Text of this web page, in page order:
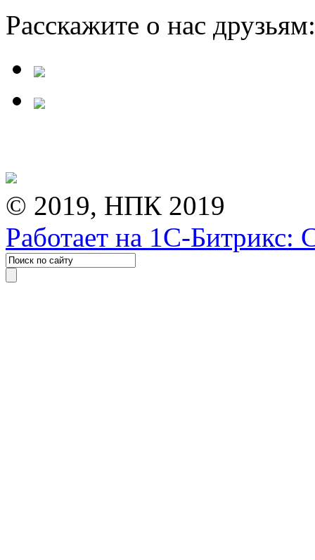
Расскажите о нас друзьям:
© 2019, НПК 2019
Работает на 1С-Битрикс: